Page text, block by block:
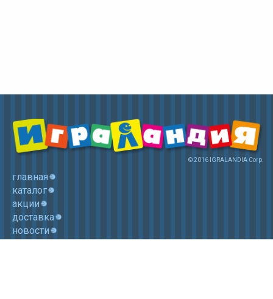
© 2016 IGRALANDIA Corp.
главная
каталог
акции
доставка
новости